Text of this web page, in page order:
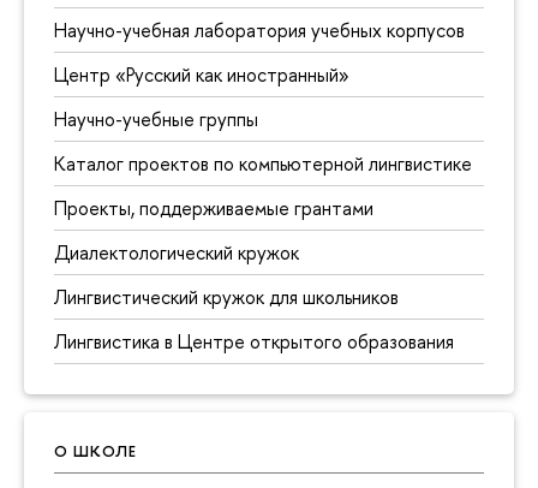
Научно-учебная лаборатория учебных корпусов
Центр «Русский как иностранный»
Научно-учебные группы
Каталог проектов по компьютерной лингвистике
Проекты, поддерживаемые грантами
Диалектологический кружок
Лингвистический кружок для школьников
Лингвистика в Центре открытого образования
О ШКОЛЕ